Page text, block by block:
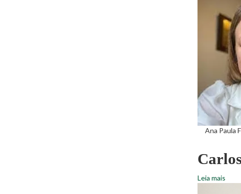
Ana Paula
Leia mais